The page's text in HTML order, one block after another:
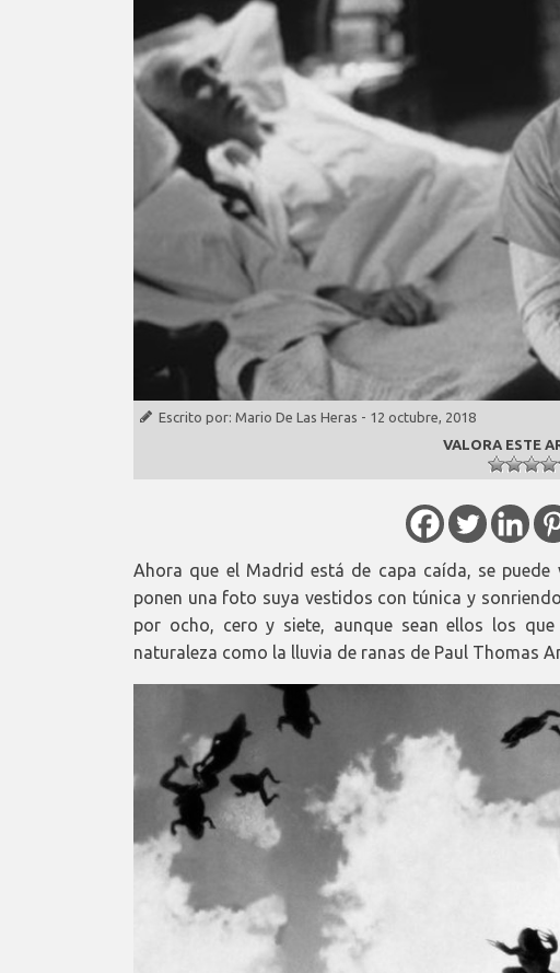
Escrito por: Mario De Las Heras - 12 octubre, 2018
VALORA ESTE
Ahora que el Madrid está de capa caída, se
ponen una foto suya vestidos con túnica y
por ocho, cero y siete, aunque sean ellos los
naturaleza como la lluvia de ranas de Paul Thomas